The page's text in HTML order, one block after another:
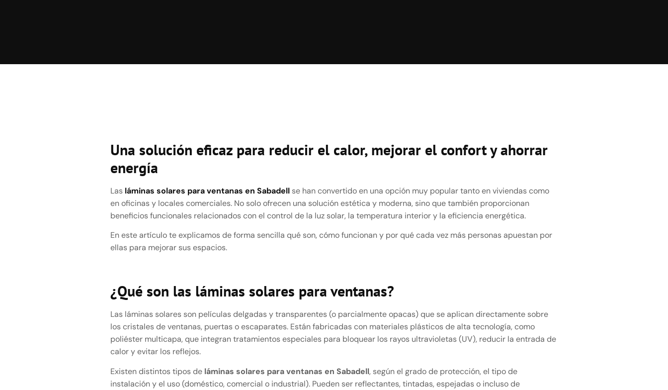
Una solución eficaz para reducir el calor, mejorar el confort y ahorrar
energía
Las láminas solares para ventanas en Sabadell se han convertido en una opción muy popular tanto en viviendas como
en oficinas y locales comerciales. No solo ofrecen una solución estética y moderna, sino que también proporcionan
beneficios funcionales relacionados con el control de la luz solar, la temperatura interior y la eficiencia energética.
En este artículo te explicamos de forma sencilla qué son, cómo funcionan y por qué cada vez más personas apuestan por
ellas para mejorar sus espacios.
¿Qué son las láminas solares para ventanas?
Las láminas solares son películas delgadas y transparentes (o parcialmente opacas) que se aplican directamente sobre
los cristales de ventanas, puertas o escaparates. Están fabricadas con materiales plásticos de alta tecnología, como
poliéster multicapa, que integran tratamientos especiales para bloquear los rayos ultravioletas (UV), reducir la entrada de
calor y evitar los reflejos.
Existen distintos tipos de láminas solares para ventanas en Sabadell, según el grado de protección, el tipo de
instalación y el uso (doméstico, comercial o industrial). Pueden ser reflectantes, tintadas, espejadas o incluso de